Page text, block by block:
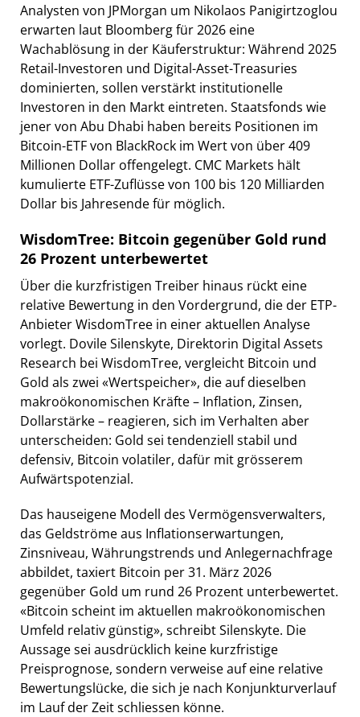
Analysten von JPMorgan um Nikolaos Panigirtzoglou
erwarten laut Bloomberg für 2026 eine
Wachablösung in der Käuferstruktur: Während 2025
Retail-Investoren und Digital-Asset-Treasuries
dominierten, sollen verstärkt institutionelle
Investoren in den Markt eintreten. Staatsfonds wie
jener von Abu Dhabi haben bereits Positionen im
Bitcoin-ETF von BlackRock im Wert von über 409
Millionen Dollar offengelegt. CMC Markets hält
kumulierte ETF-Zuflüsse von 100 bis 120 Milliarden
Dollar bis Jahresende für möglich.
WisdomTree: Bitcoin gegenüber Gold rund
26 Prozent unterbewertet
Über die kurzfristigen Treiber hinaus rückt eine
relative Bewertung in den Vordergrund, die der ETP-
Anbieter WisdomTree in einer aktuellen Analyse
vorlegt. Dovile Silenskyte, Direktorin Digital Assets
Research bei WisdomTree, vergleicht Bitcoin und
Gold als zwei «Wertspeicher», die auf dieselben
makroökonomischen Kräfte – Inflation, Zinsen,
Dollarstärke – reagieren, sich im Verhalten aber
unterscheiden: Gold sei tendenziell stabil und
defensiv, Bitcoin volatiler, dafür mit grösserem
Aufwärtspotenzial.
Das hauseigene Modell des Vermögensverwalters,
das Geldströme aus Inflationserwartungen,
Zinsniveau, Währungstrends und Anlegernachfrage
abbildet, taxiert Bitcoin per 31. März 2026
gegenüber Gold um rund 26 Prozent unterbewertet.
«Bitcoin scheint im aktuellen makroökonomischen
Umfeld relativ günstig», schreibt Silenskyte. Die
Aussage sei ausdrücklich keine kurzfristige
Preisprognose, sondern verweise auf eine relative
Bewertungslücke, die sich je nach Konjunkturverlauf
im Lauf der Zeit schliessen könne.